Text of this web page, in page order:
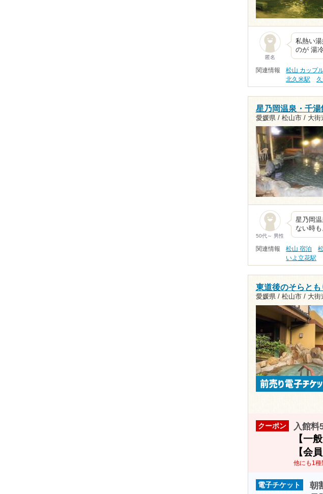
匿名
私熱い
のが 湯
関連情報 松山 カップ
北久米駅
星乃岡温泉・千湯
愛媛県 / 松山市 / 大街
50代～ 男性
星乃岡
ない時も
関連情報 松山 宿泊
いよ立花駅
東道後のそらとも
愛媛県 / 松山市 / 大街
クーポン 入館料
【一
【会
他にも1種
電子チケット
朝